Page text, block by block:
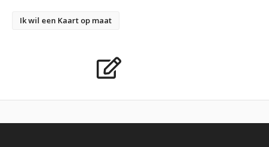
Ik wil een Kaart op maat